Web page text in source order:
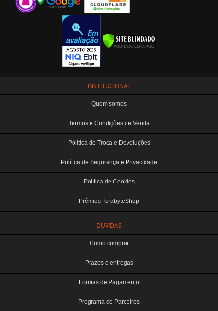
INSTITUCIONAL
Quem somos
Termos e Condições de Venda
Política de Troca e Devoluções
Política de Segurança e Privacidade
Política de Cookies
Prêmios TerabyteShop
DÚVIDAS
Como comprar
Prazos e entregas
Formas de Pagamento
Programa de Parceiros